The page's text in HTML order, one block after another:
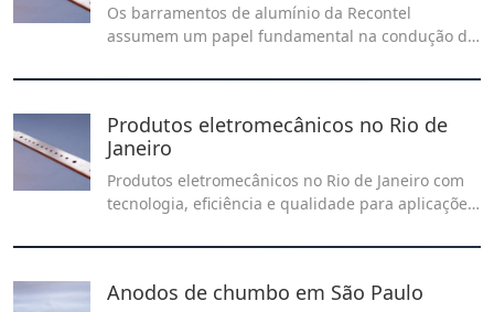
Os barramentos de alumínio da Recontel
assumem um papel fundamental na condução da
leveza. Precisa de barramentos de alumínio em
Produtos eletromecânicos no Rio de
Janeiro
Produtos eletromecânicos no Rio de Janeiro com
tecnologia, eficiência e qualidade para aplicações
soluções disponíveis no nosso artigo!
Anodos de chumbo em São Paulo